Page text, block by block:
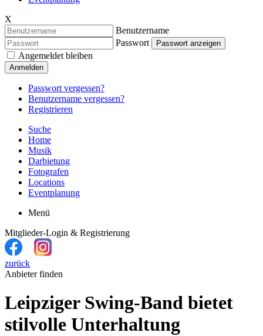
X
Benutzername
Passwort
Passwort anzeigen
Angemeldet bleiben
Anmelden
Passwort vergessen?
Benutzername vergessen?
Registrieren
Suche
Home
Musik
Darbietung
Fotografen
Locations
Eventplanung
Menü
Mitglieder-Login & Registrierung
zurück
Anbieter finden
Leipziger Swing-Band bietet
stilvolle Unterhaltung